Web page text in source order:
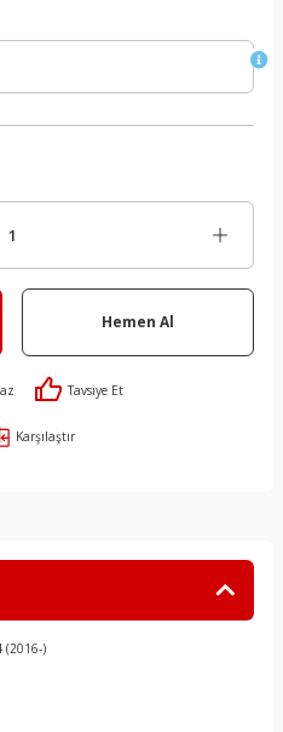
Hemen Al
Tavsiye Et
Karşılaştır
(2016-)